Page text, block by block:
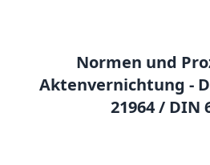
Normen und
Aktenvernichtung -
21964 / DIN